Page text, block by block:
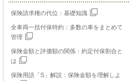
保険請求権の代位：基礎知識
全車両一括付保特約：多数の車をまとめて
管理
保険金額と評価額の関係：約定付保割合と
は
保険用語「S」解説：保険金額を理解しよ